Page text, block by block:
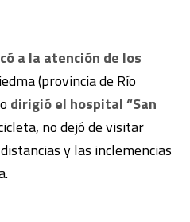
a la atención de los
(provincia de Río
dirigió el hospital “San
no dejó de visitar
y las inclemencias